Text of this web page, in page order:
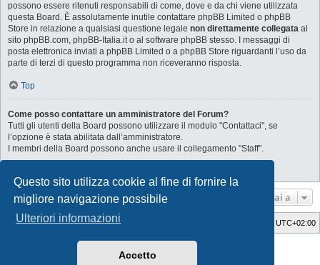
Questo sito utilizza cookie al fine di fornire la
migliore navigazione possibile
Ulteriori informazioni
Accetto
possono essere ritenuti responsabili di come, dove e da chi viene utilizzata
questa Board. È assolutamente inutile contattare phpBB Limited o phpBB
Store in relazione a qualsiasi questione legale non direttamente collegata al
sito phpBB.com, phpBB-Italia.it o al software phpBB stesso. I messaggi di
posta elettronica inviati a phpBB Limited o a phpBB Store riguardanti l’uso da
parte di terzi di questo programma non riceveranno risposta.
Top
Come posso contattare un amministratore del Forum?
Tutti gli utenti della Board possono utilizzare il modulo "Contattaci", se
l’opzione è stata abilitata dall’amministratore.
I membri della Board possono anche usare il collegamento "Staff".
Vai a
Indice UTC+02:00
GTA game
phpBB® Forum Software © phpBB Limited